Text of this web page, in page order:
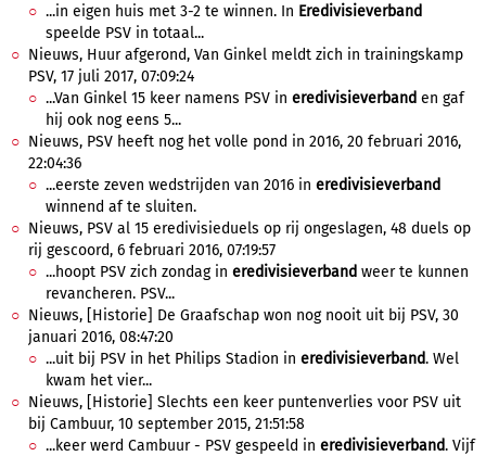
...in eigen huis met 3-2 te winnen. In Eredivisieverband
speelde PSV in totaal...
Nieuws, Huur afgerond, Van Ginkel meldt zich in trainingskamp
PSV, 17 juli 2017, 07:09:24
...Van Ginkel 15 keer namens PSV in eredivisieverband en gaf
hij ook nog eens 5...
Nieuws, PSV heeft nog het volle pond in 2016, 20 februari 2016,
22:04:36
...eerste zeven wedstrijden van 2016 in eredivisieverband
winnend af te sluiten.
Nieuws, PSV al 15 eredivisieduels op rij ongeslagen, 48 duels op
rij gescoord, 6 februari 2016, 07:19:57
...hoopt PSV zich zondag in eredivisieverband weer te kunnen
revancheren. PSV...
Nieuws, [Historie] De Graafschap won nog nooit uit bij PSV, 30
januari 2016, 08:47:20
...uit bij PSV in het Philips Stadion in eredivisieverband. Wel
kwam het vier...
Nieuws, [Historie] Slechts een keer puntenverlies voor PSV uit
bij Cambuur, 10 september 2015, 21:51:58
...keer werd Cambuur - PSV gespeeld in eredivisieverband. Vijf